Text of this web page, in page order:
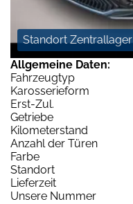
Standort Zentrallager
Allgemeine Daten:
Fahrzeugtyp
Karosserieform
Erst-Zul.
Getriebe
Kilometerstand
Anzahl der Türen
Farbe
Standort
Lieferzeit
Unsere Nummer